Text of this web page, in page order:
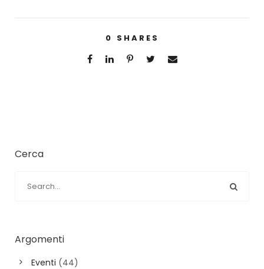
0 SHARES
Cerca
Argomenti
Eventi (44)